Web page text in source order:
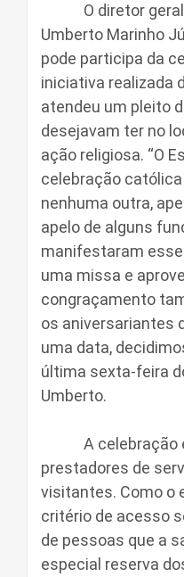
O diretor geral
Umberto Marinho
pode participa da
iniciativa realizada
atendeu um pleito
desejavam ter no
ação religiosa. “O
celebração
nenhuma outra,
apelo de alguns
manifestaram
uma missa e
congraçamento
os aniversariantes
uma data,
última sexta-feira
Umberto.
A celebração é
prestadores de
visitantes. Como o
critério de acesso
de pessoas que a
especial reserva